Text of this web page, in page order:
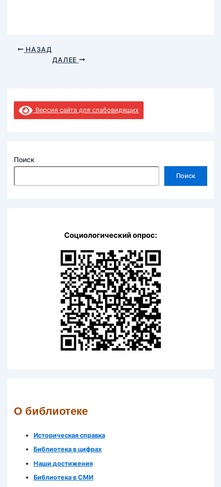
НАЗАД
ДАЛЕЕ
Версия сайта для слабовидящих
Поиск
Поиск
Социологический опрос:
О библиотеке
Историческая справка
Библиотека в цифрах
Наши достижения
Библиотека в СМИ